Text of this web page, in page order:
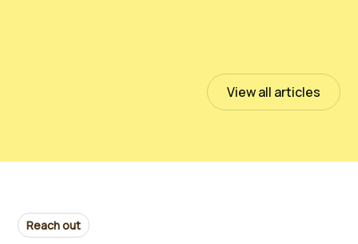
View all articles
Reach out